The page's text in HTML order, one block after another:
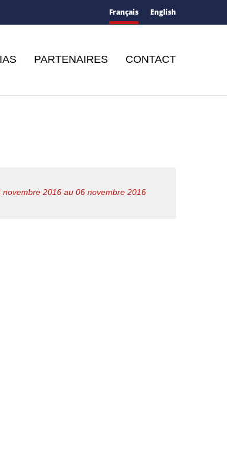
Français English
PARTENAIRES CONTACT
novembre 2016 au 06 novembre 2016